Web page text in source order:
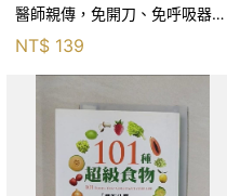
醫師親傳，免開刀、免呼吸器自
療秘笈大公開_曾鴻鉦
NT$ 139